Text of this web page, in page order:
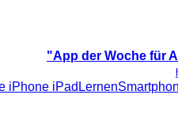
"App der Woche für
iPhone iPad Lernen